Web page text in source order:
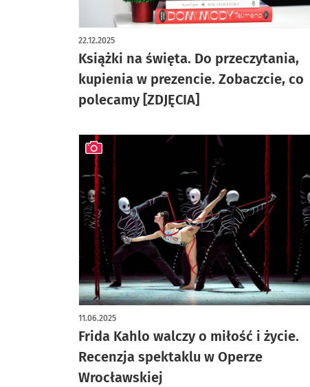
Książki na święta. Do przeczytania,
kupienia w prezencie. Zobaczcie, co
polecamy [ZDJĘCIA]
22.12.2025
artykuł z galerią zdjęć
Frida Kahlo walczy o miłość i życie.
Recenzja spektaklu w Operze
Wrocławskiej
11.06.2025
artykuł z galerią zdjęć